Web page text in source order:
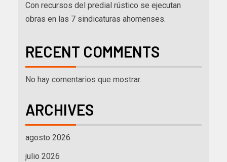
Con recursos del predial rústico se ejecutan
obras en las 7 sindicaturas ahomenses.
RECENT COMMENTS
No hay comentarios que mostrar.
ARCHIVES
agosto 2026
julio 2026